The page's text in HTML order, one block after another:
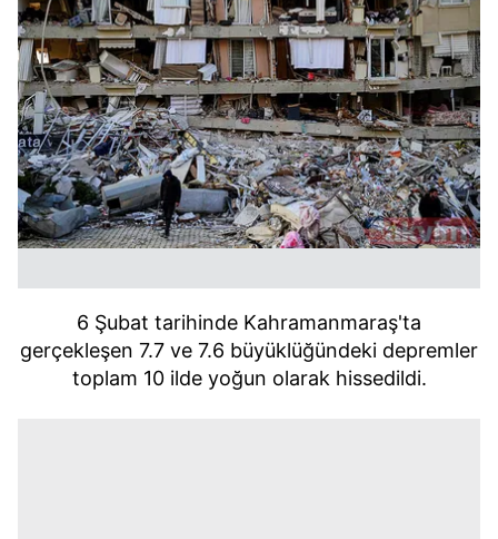
6 Şubat tarihinde Kahramanmaraş'ta
gerçekleşen 7.7 ve 7.6 büyüklüğündeki depremler
toplam 10 ilde yoğun olarak hissedildi.